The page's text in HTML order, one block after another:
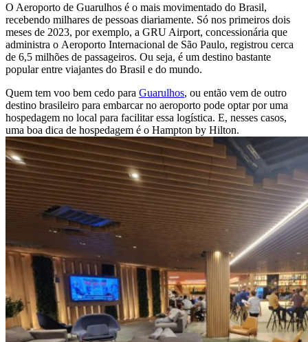
O Aeroporto de Guarulhos é o mais movimentado do Brasil,
recebendo milhares de pessoas diariamente. Só nos primeiros dois
meses de 2023, por exemplo, a GRU Airport, concessionária que
administra o Aeroporto Internacional de São Paulo, registrou cerca
de 6,5 milhões de passageiros. Ou seja, é um destino bastante
popular entre viajantes do Brasil e do mundo.
Quem tem voo bem cedo para Guarulhos, ou então vem de outro
destino brasileiro para embarcar no aeroporto pode optar por uma
hospedagem no local para facilitar essa logística. E, nesses casos,
uma boa dica de hospedagem é o Hampton by Hilton.